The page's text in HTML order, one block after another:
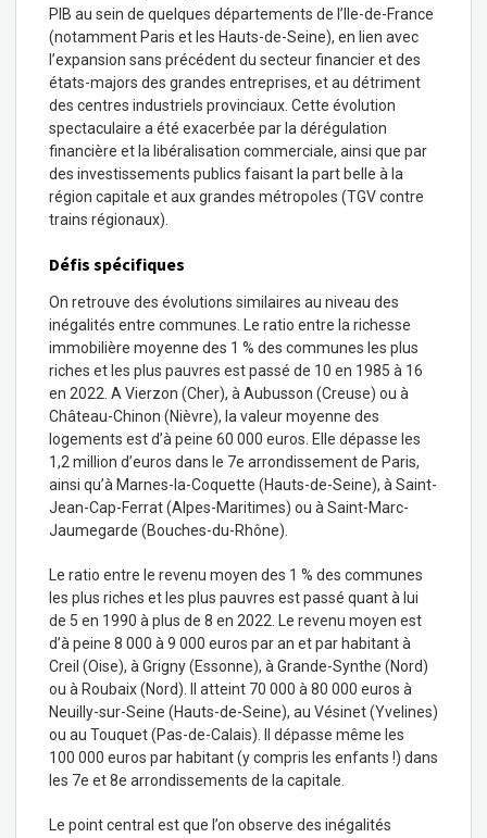
PIB au sein de quelques départements de l’Ile-de-France
(notamment Paris et les Hauts-de-Seine), en lien avec
l’expansion sans précédent du secteur financier et des
états-majors des grandes entreprises, et au détriment
des centres industriels provinciaux. Cette évolution
spectaculaire a été exacerbée par la dérégulation
financière et la libéralisation commerciale, ainsi que par
des investissements publics faisant la part belle à la
région capitale et aux grandes métropoles (TGV contre
trains régionaux).
Défis spécifiques
On retrouve des évolutions similaires au niveau des
inégalités entre communes. Le ratio entre la richesse
immobilière moyenne des 1 % des communes les plus
riches et les plus pauvres est passé de 10 en 1985 à 16
en 2022. A Vierzon (Cher), à Aubusson (Creuse) ou à
Château-Chinon (Nièvre), la valeur moyenne des
logements est d’à peine 60 000 euros. Elle dépasse les
1,2 million d’euros dans le 7e arrondissement de Paris,
ainsi qu’à Marnes-la-Coquette (Hauts-de-Seine), à Saint-
Jean-Cap-Ferrat (Alpes-Maritimes) ou à Saint-Marc-
Jaumegarde (Bouches-du-Rhône).
Le ratio entre le revenu moyen des 1 % des communes
les plus riches et les plus pauvres est passé quant à lui
de 5 en 1990 à plus de 8 en 2022. Le revenu moyen est
d’à peine 8 000 à 9 000 euros par an et par habitant à
Creil (Oise), à Grigny (Essonne), à Grande-Synthe (Nord)
ou à Roubaix (Nord). Il atteint 70 000 à 80 000 euros à
Neuilly-sur-Seine (Hauts-de-Seine), au Vésinet (Yvelines)
ou au Touquet (Pas-de-Calais). Il dépasse même les
100 000 euros par habitant (y compris les enfants !) dans
les 7e et 8e arrondissements de la capitale.
Le point central est que l’on observe des inégalités